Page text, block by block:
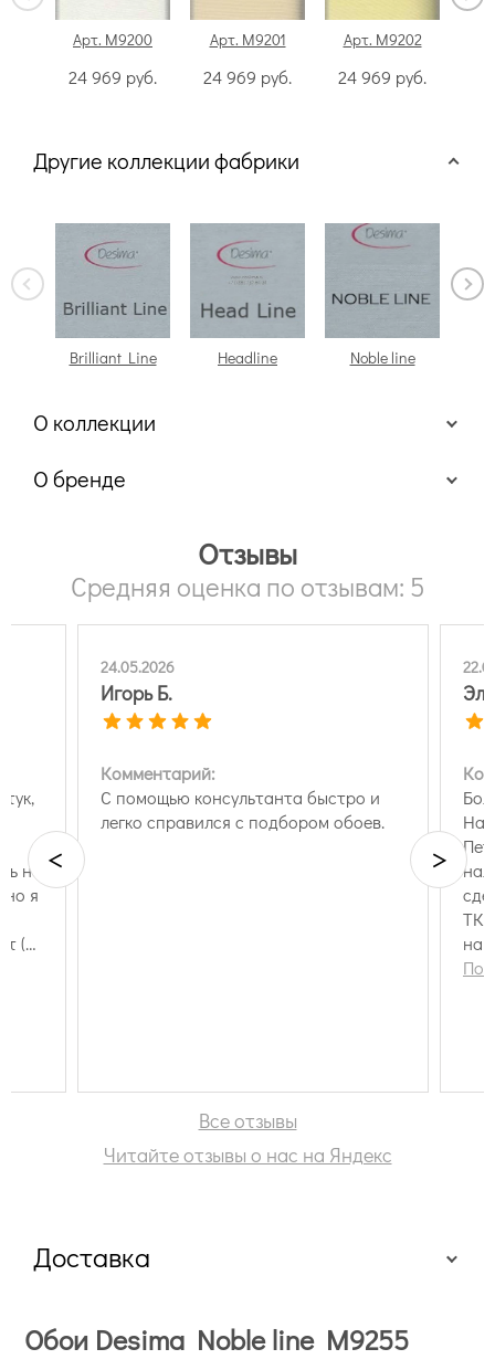
Арт. M9200
24 969 руб.
Арт. M9201
24 969 руб.
Арт. M9202
24 969 руб.
Другие коллекции фабрики
Brilliant Line Headline Noble line
О коллекции
О бренде
Отзывы
Средняя оценка по отзывам: 5
не
но я
24.05.2026
Игорь Б.
Комментарий:
С помощью консультанта быстро и
легко справился с подбором обоев.
ТК,
на
< >
Все отзывы
Читайте отзывы о нас на Яндекс
Доставка
Обои Desima Noble line M9255